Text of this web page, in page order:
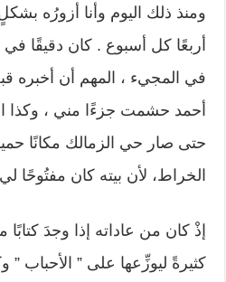
ومنذ ذلك اليوم وأنا أزورُه بشكلٍ
أربعًا كل أسبوع . كان دقيقًا
في المجيء ، المهم أن أخبره
أحمد حشمت جزءًا مني ، وكذا
حتى صار حي الزمالك مكانًا
الخراط، لأن بيته كان مفتُوحًا
إذْ كان من عاداته إذا وجدَ
كثيرةً ليوزِّعها على ” الأحباب